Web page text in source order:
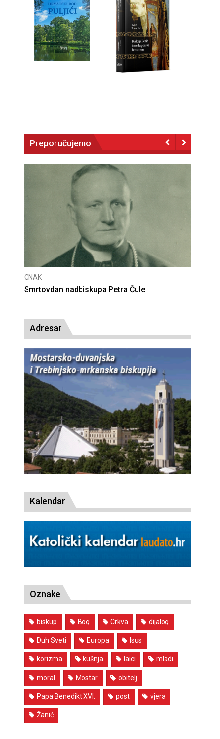
Preporučujemo
Petra Čule
Deseta obljetnica
Adresar
Kalendar
Oznake
biskup Bog Crkva dijalog
Duh Sveti Europa Isus
korizma kušnja laici mladi
moral Mostar obitelj
Papa Benedikt XVI. post vjera
Žanić